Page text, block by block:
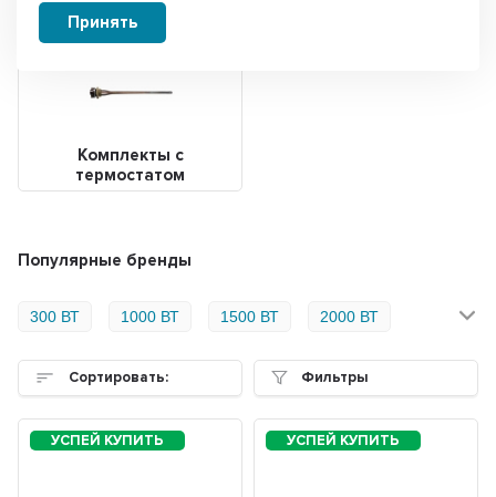
Комплекты с
термостатом
Популярные бренды
300 ВТ 1000 ВТ 1500 ВТ 2000 ВТ
Сортировать: Фильтры
Принять